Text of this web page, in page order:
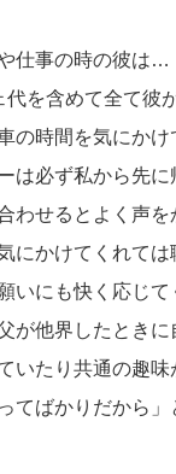
仕事の時の彼は…
代を含めて全て彼
の時間を気にかけ
は必ず私から先
わせるとよく声
にかけてくれて
いにも快く応じて
が他界したとき
いたり共通の趣味
てばかりだから